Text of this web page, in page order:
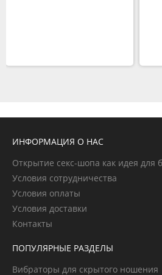
ИНФОРМАЦИЯ О НАС
Открытие секс-шопа как идея для
Условия сотрудничества
Условия оплаты
Условия доставки
Контакты
ПОПУЛЯРНЫЕ РАЗДЕЛЫ
Вибраторы для скрытого ношения